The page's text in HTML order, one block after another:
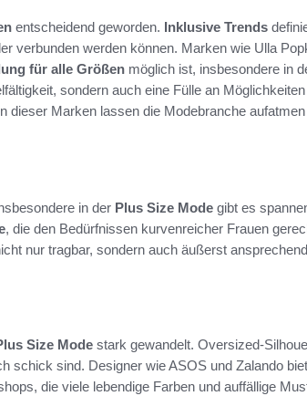
entscheidend geworden. Inklusive Trends
verbunden werden können. Marken wie Ulla
für alle Größen möglich ist, insbesondere in
sondern auch eine Fülle an
dieser Marken lassen die Modebranche
in der Plus Size Mode gibt es
, die den Bedürfnissen kurvenreicher Frauen
nur tragbar, sondern auch äußerst
Size Mode stark gewandelt. Oversized-
schick sind. Designer wie ASOS und Zalando
die viele lebendige Farben und auffällige